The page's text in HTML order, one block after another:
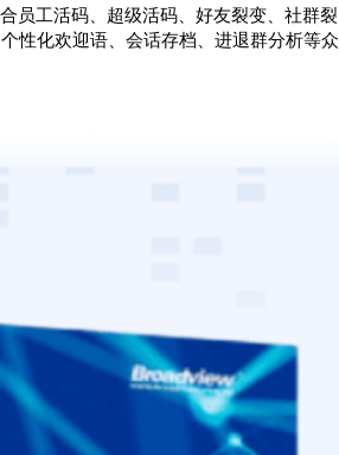
员工活码、超级活码、好友裂变、社群裂
性化欢迎语、会话存档、进退群分析等众